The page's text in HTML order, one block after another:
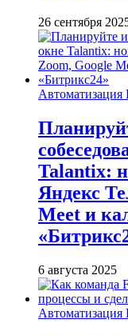
26 сентября
Автоматизация
Talantix:
Яндекс
Meet и
6 августа 2025
Автоматизация